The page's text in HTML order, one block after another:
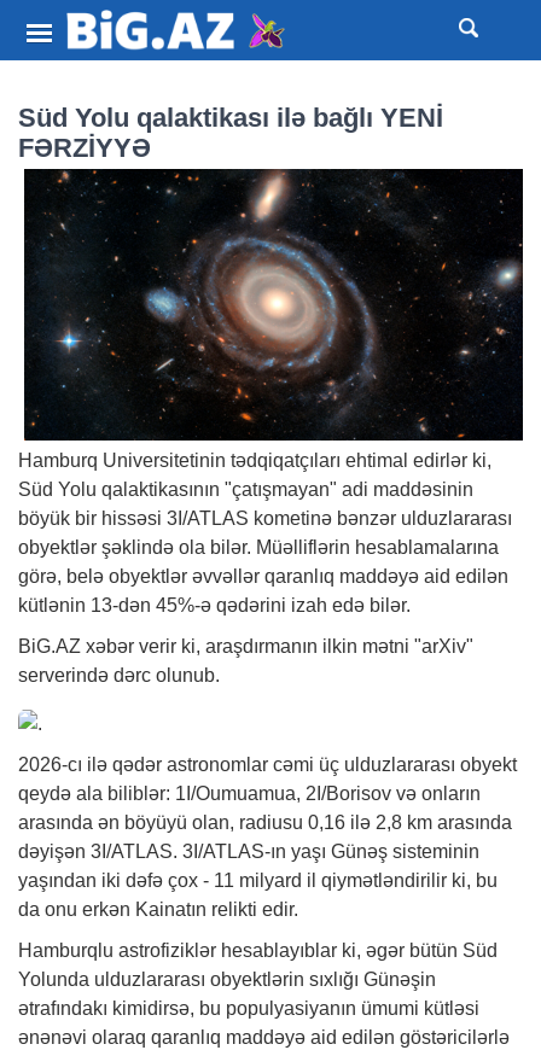
Süd Yolu qalaktikası ilə bağlı YENİ
FƏRZİYYƏ
Hamburq Universitetinin tədqiqatçıları ehtimal edirlər ki,
Süd Yolu qalaktikasının "çatışmayan" adi maddəsinin
böyük bir hissəsi 3I/ATLAS kometinə bənzər ulduzlararası
obyektlər şəklində ola bilər. Müəlliflərin hesablamalarına
görə, belə obyektlər əvvəllər qaranlıq maddəyə aid edilən
kütlənin 13-dən 45%-ə qədərini izah edə bilər.
BiG.AZ xəbər verir ki, araşdırmanın ilkin mətni "arXiv"
serverində dərc olunub.
2026-cı ilə qədər astronomlar cəmi üç ulduzlararası obyekt
qeydə ala biliblər: 1I/Oumuamua, 2I/Borisov və onların
arasında ən böyüyü olan, radiusu 0,16 ilə 2,8 km arasında
dəyişən 3I/ATLAS. 3I/ATLAS-ın yaşı Günəş sisteminin
yaşından iki dəfə çox - 11 milyard il qiymətləndirilir ki, bu
da onu erkən Kainatın relikti edir.
Hamburqlu astrofiziklər hesablayıblar ki, əgər bütün Süd
Yolunda ulduzlararası obyektlərin sıxlığı Günəşin
ətrafındakı kimidirsə, bu populyasiyanın ümumi kütləsi
ənənəvi olaraq qaranlıq maddəyə aid edilən göstəricilərlə